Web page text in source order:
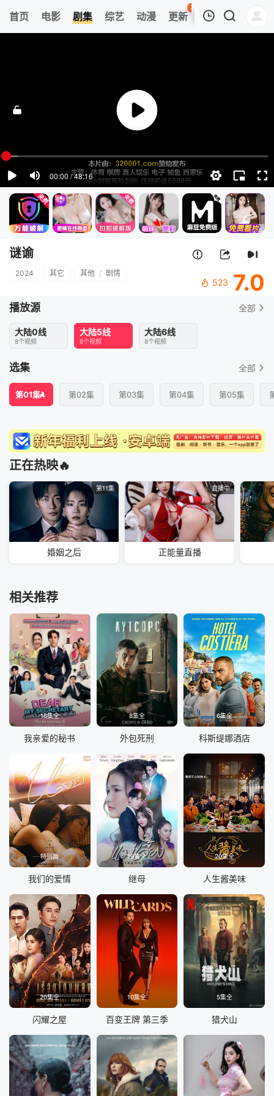
首页 电影 剧集 综艺 动漫 更新
26
热榜 APP
清空
谜谕
2024 其它 其他 / 剧情
523 7.0
播放源 全部
大陆0线
8个视频
大陆5线
8个视频
大陆6线
8个视频
选集 全部
第01集 第02集 第03集 第04集 第05集
正在热映🔥
第11集
婚姻之后
直播中
正能量直播
相关推荐
16集全
我亲爱的秘书
8集全
外包死刑
6集全
科斯缇娜酒店
特别篇
我们的爱情
19集全
继母
20集全
人生酱美味
20集全
闪耀之屋
10集全
百变王牌 第三季
5集全
猎犬山